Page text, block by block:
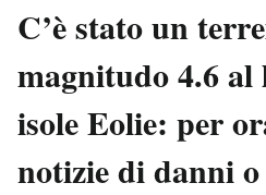
Italia
Politica
Tecnologia
Scienza
C’è stato un
magnitudo 4.6 al
isole Eolie: per
notizie di danni